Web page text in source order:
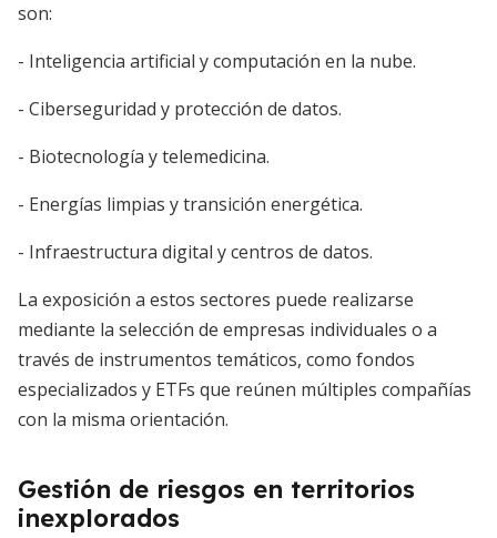
son:
- Inteligencia artificial y computación en la nube.
- Ciberseguridad y protección de datos.
- Biotecnología y telemedicina.
- Energías limpias y transición energética.
- Infraestructura digital y centros de datos.
La exposición a estos sectores puede realizarse
mediante la selección de empresas individuales o a
través de instrumentos temáticos, como fondos
especializados y ETFs que reúnen múltiples compañías
con la misma orientación.
Gestión de riesgos en territorios
inexplorados